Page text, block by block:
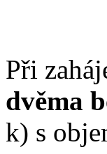
Při
dvěma
k) s